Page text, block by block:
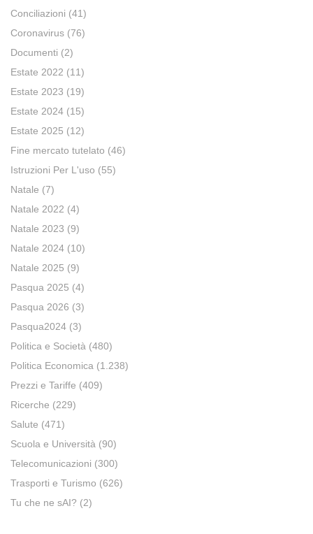
Conciliazioni (41)
Coronavirus (76)
Documenti (2)
Estate 2022 (11)
Estate 2023 (19)
Estate 2024 (15)
Estate 2025 (12)
Fine mercato tutelato (46)
Istruzioni Per L'uso (55)
Natale (7)
Natale 2022 (4)
Natale 2023 (9)
Natale 2024 (10)
Natale 2025 (9)
Pasqua 2025 (4)
Pasqua 2026 (3)
Pasqua2024 (3)
Politica e Società (480)
Politica Economica (1.238)
Prezzi e Tariffe (409)
Ricerche (229)
Salute (471)
Scuola e Università (90)
Telecomunicazioni (300)
Trasporti e Turismo (626)
Tu che ne sAI? (2)